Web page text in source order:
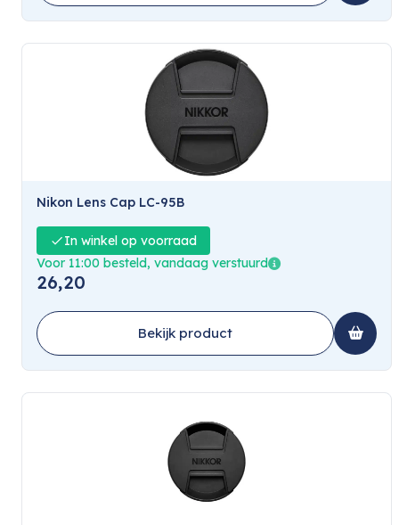
Nikon Lens Cap LC-95B
In winkel op voorraad
Voor 11:00 besteld, vandaag verstuurd
26,20
Bekijk product